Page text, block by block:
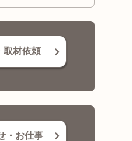
取材依頼
・お仕事